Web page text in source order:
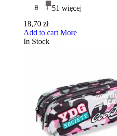
+ 51 więcej
18,70 zł
Add to cart More
In Stock